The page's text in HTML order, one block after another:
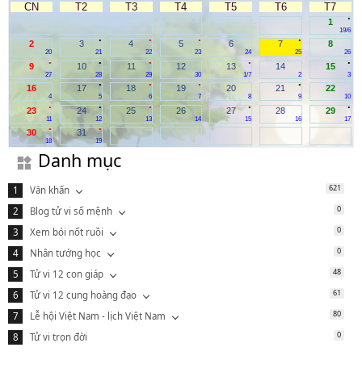
CN T2 T3 T4 T5 T6 T7
.
1
19/6
2
20
.
3
21
.
4
22
.
5
23
6
24
.
7
25
8
26
.
9
27
.
10
28
.
11
29
12
30
.
13
1/7
14
2
.
15
3
16
4
.
17
5
.
18
6
.
19
7
20
8
.
21
9
22
10
.
23
11
.
24
12
.
25
13
26
14
.
27
15
28
16
.
29
17
.
30
18
.
31
19
Danh mục
Văn khấn 621
Blog tử vi số mệnh 0
Xem bói nốt ruồi 0
Nhân tướng học 0
Tử vi 12 con giáp 48
Tử vi 12 cung hoàng đạo 61
Lễ hội Việt Nam - lịch Việt Nam 80
Tử vi trọn đời 0